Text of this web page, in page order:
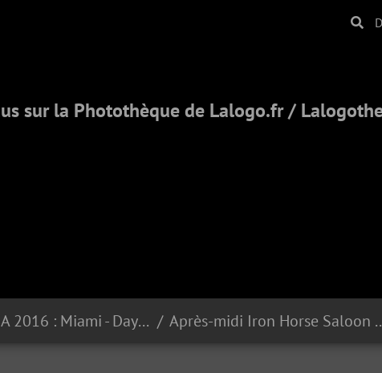
sur la Photothèque de Lalogo.fr /
Voyage USA 2016 : Miami - Daytona - New Orleans Après-midi